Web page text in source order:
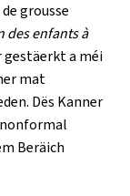
grousse
des enfants à
gestäerkt a méi
mat
Dës Kanner
Beräich